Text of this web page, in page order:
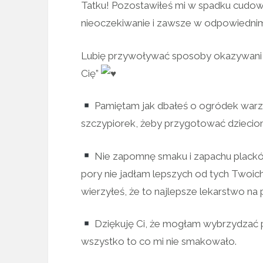
Tatku! Pozostawiłeś mi w spadku
nieoczekiwanie i zawsze w
Lubię przywoływać sposoby
Cię”
Pamiętam jak dbałeś o ogródek
szczypiorek, żeby przygotować
Nie zapomnę smaku i zapachu
pory nie jadłam lepszych od tych
wierzyłeś, że to najlepsze lekarstwo na
Dziękuję Ci, że mogłam
wszystko to co mi nie smakowało.